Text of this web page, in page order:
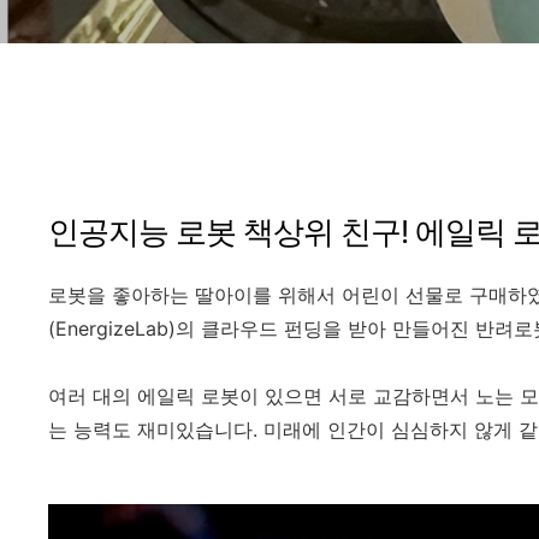
인공지능 로봇 책상위 친구! 에일릭
로봇을 좋아하는 딸아이를 위해서 어린이 선물로 구매
(EnergizeLab)의 클라우드 펀딩을 받아 만들어진 반려로
여러 대의 에일릭 로봇이 있으면 서로 교감하면서 노는
는 능력도 재미있습니다. 미래에 인간이 심심하지 않게